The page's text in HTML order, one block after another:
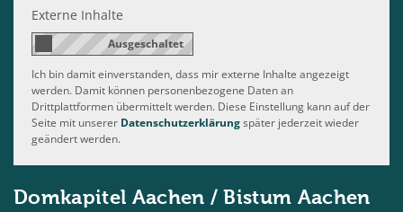
Externe Inhalte
Ich bin damit einverstanden, dass mir externe Inhalte angezeigt
werden. Damit können personenbezogene Daten an
Drittplattformen übermittelt werden. Diese Einstellung kann auf der
Seite mit unserer Datenschutzerklärungspäter jederzeit wieder
geändert werden.
Domkapitel Aachen / Bistum Aachen